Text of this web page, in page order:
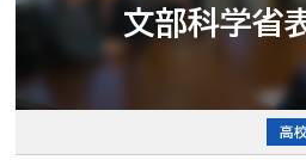
文部科学省
高校